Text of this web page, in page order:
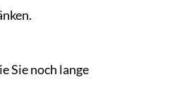
Sie noch lange